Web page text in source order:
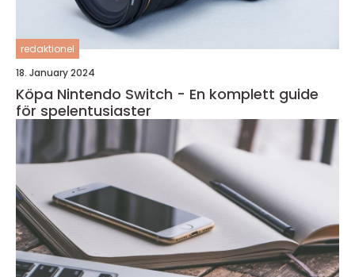
redaktionel
18. January 2024
Köpa Nintendo Switch - En komplett guide
för spelentusiaster